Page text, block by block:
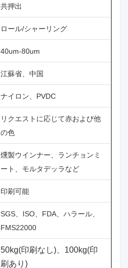
共押出
ロール/シャーリング
40um-80um
江蘇省、中国
ナイロン、PVDC
リクエストに応じて赤および他
の色
燻製ウインナー、ランチョンミ
ート、モルタデッラなど
印刷可能
SGS、ISO、FDA、ハラール、
FMS22000
50kg(印刷なし)、100kg(印
刷あり)